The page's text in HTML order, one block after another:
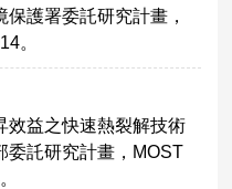
護署委託研究計畫，
。
效益之快速熱裂解技術
委託研究計畫，MOST